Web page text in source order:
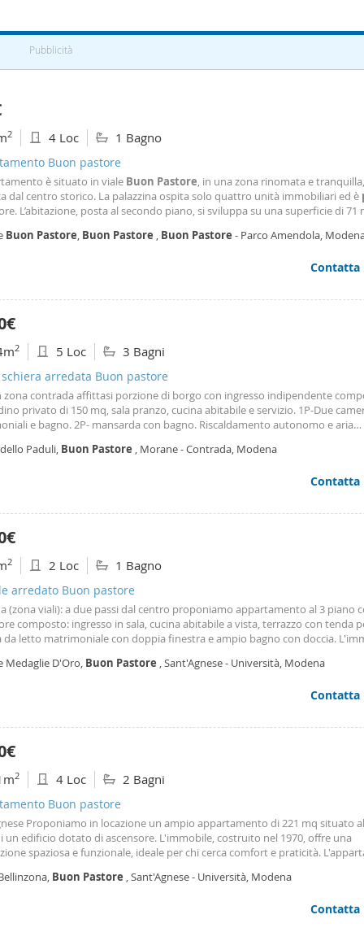
Pubblicità
2 4 Loc 1 Bagno
Buon pastore
è situato in viale Buon Pastore, in una zona rinomata e
dal centro storico. La palazzina ospita solo quattro unità immobiliari ed è
L’abitazione, posta al secondo piano, si sviluppa su una superficie di 71
è stato interamente
Buon Pastore, Buon Pastore , Buon Pastore - Parco Amendola,
Contatta
2 5 Loc 3 Bagni
arredata Buon pastore
zona contrada affittasi porzione di borgo con ingresso indipendente
privato di 150 mq, sala pranzo, cucina abitabile e servizio. 1P-Due
e bagno. 2P- mansarda con bagno. Riscaldamento autonomo e aria
Richieste massime referenze. Per informazioni e organizzare una visita
Paduli, Buon Pastore , Morane - Contrada, Modena
Contatta
2 2 Loc 1 Bagno
arredato Buon pastore
(zona viali): a due passi dal centro proponiamo appartamento al 3 piano
composto: ingresso in sala, cucina abitabile a vista, terrazzo con tenda
da letto matrimoniale con doppia finestra e ampio bagno con doccia.
ma si valutano anche privati.
Medaglie D'Oro, Buon Pastore , Sant'Agnese - Università, Modena
Contatta
2 4 Loc 2 Bagni
Buon pastore
Proponiamo in locazione un ampio appartamento di 221 mq situato
un edificio dotato di ascensore. L'immobile, costruito nel 1970, offre una
spaziosa e funzionale, ideale per chi cerca comfort e praticità.
accogliente e una cucina abitabile. Inoltre, dalla scala interna si accede
la proprietà un garage, garantendo comodità e sicurezza per il
Buon Pastore , Sant'Agnese - Università, Modena
Contatta